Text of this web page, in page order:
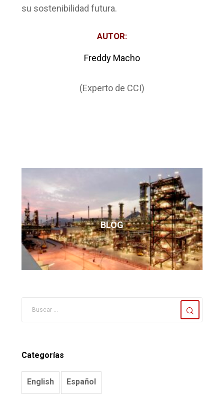
su sostenibilidad futura.
AUTOR:
Freddy Macho
(Experto de CCI)
BLOG
Categorías
English Español